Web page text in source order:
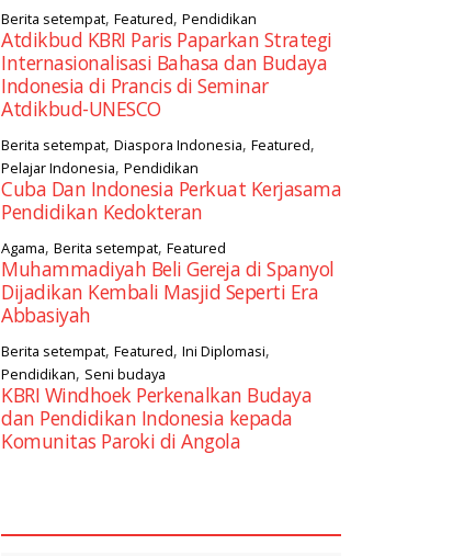
Berita setempat, Featured, Pendidikan
Atdikbud KBRI Paris Paparkan Strategi
Internasionalisasi Bahasa dan Budaya
Indonesia di Prancis di Seminar
Atdikbud-UNESCO
Berita setempat, Diaspora Indonesia, Featured,
Pelajar Indonesia, Pendidikan
Cuba Dan Indonesia Perkuat Kerjasama
Pendidikan Kedokteran
Agama, Berita setempat, Featured
Muhammadiyah Beli Gereja di Spanyol
Dijadikan Kembali Masjid Seperti Era
Abbasiyah
Berita setempat, Featured, Ini Diplomasi,
Pendidikan, Seni budaya
KBRI Windhoek Perkenalkan Budaya
dan Pendidikan Indonesia kepada
Komunitas Paroki di Angola